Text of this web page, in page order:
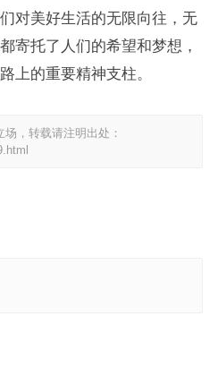
对美好生活的无限向往，无
寄托了人们的希望和梦想，
上的重要精神支柱。
，转载请注明出处：